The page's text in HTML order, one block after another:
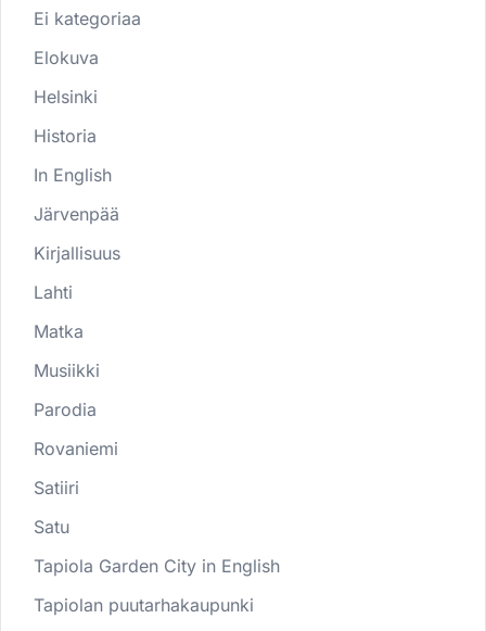
Ei kategoriaa
Elokuva
Helsinki
Historia
In English
Järvenpää
Kirjallisuus
Lahti
Matka
Musiikki
Parodia
Rovaniemi
Satiiri
Satu
Tapiola Garden City in English
Tapiolan puutarhakaupunki